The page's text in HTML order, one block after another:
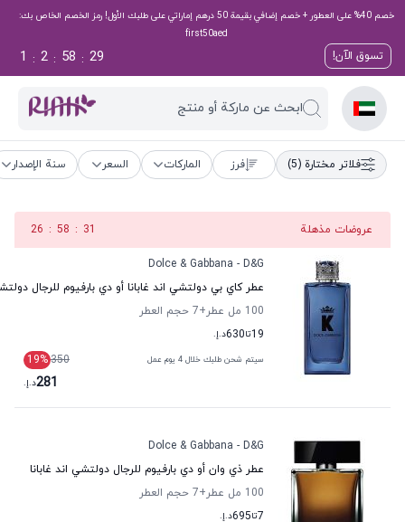
خصم 40% على العطور + خصم إضافي بقيمة 50 درهم إماراتي على طلبك الأول! رمز الخصم الخاص بك:
first50aed
تسوق الآن! 28
:
58
:
2
:
1
ابحث عن ماركة أو منتج
فلاتر مختارة (5) فرز الماركات السعر سنة الإصدار
عروضات مذهلة 30
:
58
:
26
Dolce & Gabbana - D&G
عطر كاي بي دولتشي اند غابانا أو دي بارفيوم للرجال
100 مل عطر
+7
حجم العطر
19تا630د.إ.
سيتم شحن طلبك خلال 4 يوم عمل 350
19%
281د.إ.
Dolce & Gabbana - D&G
عطر ذي وان أو دي بارفيوم للرجال دولتشي اند غابانا
100 مل عطر
+7
حجم العطر
7تا695د.إ.